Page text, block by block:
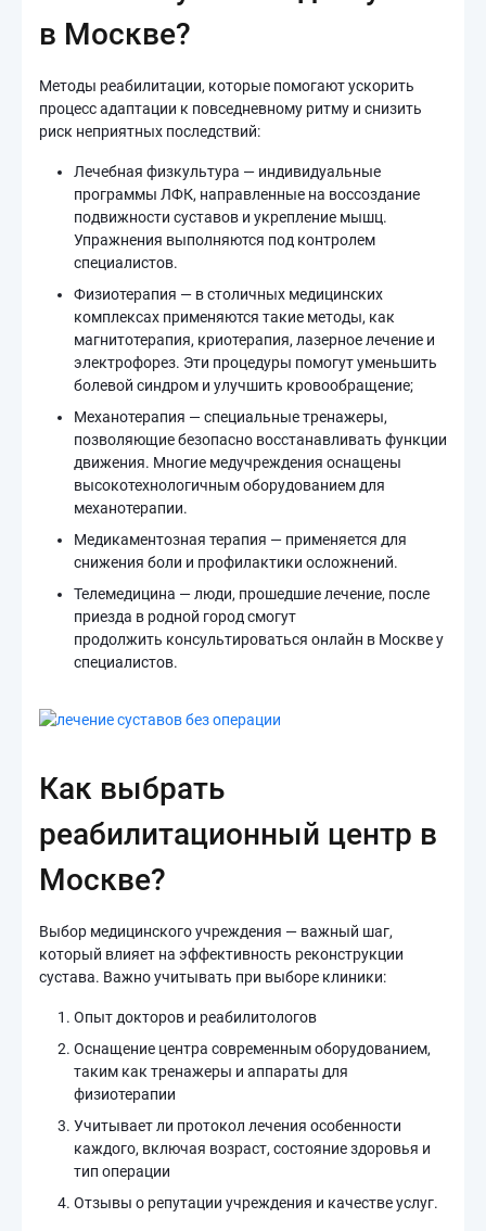
в Москве?
Методы реабилитации, которые помогают ускорить
процесс адаптации к повседневному ритму и снизить
риск неприятных последствий:
Лечебная физкультура — индивидуальные
программы ЛФК, направленные на воссоздание
подвижности суставов и укрепление мышц.
Упражнения выполняются под контролем
специалистов.
Физиотерапия — в столичных медицинских
комплексах применяются такие методы, как
магнитотерапия, криотерапия, лазерное лечение и
электрофорез. Эти процедуры помогут уменьшить
болевой синдром и улучшить кровообращение;
Механотерапия — специальные тренажеры,
позволяющие безопасно восстанавливать функции
движения. Многие медучреждения оснащены
высокотехнологичным оборудованием для
механотерапии.
Медикаментозная терапия — применяется для
снижения боли и профилактики осложнений.
Телемедицина — люди, прошедшие лечение, после
приезда в родной город смогут
продолжить консультироваться онлайн в Москве у
специалистов.
Как выбрать
реабилитационный центр в
Москве?
Выбор медицинского учреждения — важный шаг,
который влияет на эффективность реконструкции
сустава. Важно учитывать при выборе клиники:
Опыт докторов и реабилитологов
Оснащение центра современным оборудованием,
таким как тренажеры и аппараты для
физиотерапии
Учитывает ли протокол лечения особенности
каждого, включая возраст, состояние здоровья и
тип операции
Отзывы о репутации учреждения и качестве услуг.